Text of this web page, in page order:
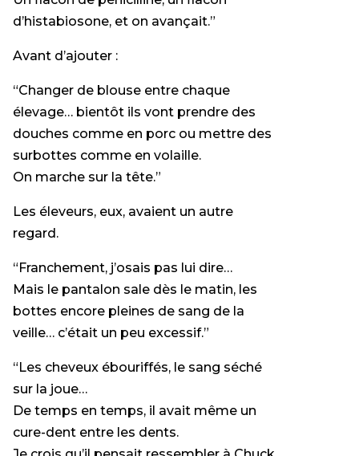
d’histabiosone, et on avançait.”
Avant d’ajouter :
“Changer de blouse entre chaque
élevage… bientôt ils vont prendre des
douches comme en porc ou mettre des
surbottes comme en volaille.
On marche sur la tête.”
Les éleveurs, eux, avaient un autre
regard.
“Franchement, j’osais pas lui dire…
Mais le pantalon sale dès le matin, les
bottes encore pleines de sang de la
veille… c’était un peu excessif.”
“Les cheveux ébouriffés, le sang séché
sur la joue…
De temps en temps, il avait même un
cure-dent entre les dents.